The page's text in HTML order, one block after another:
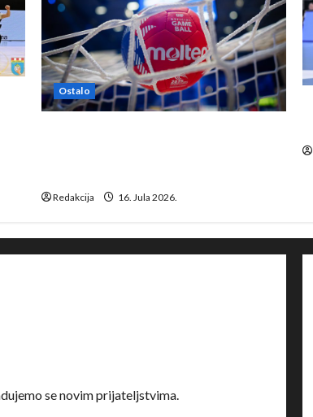
Ostalo
Redakcija 16. Jula 2026.
se novim prijateljstvima.